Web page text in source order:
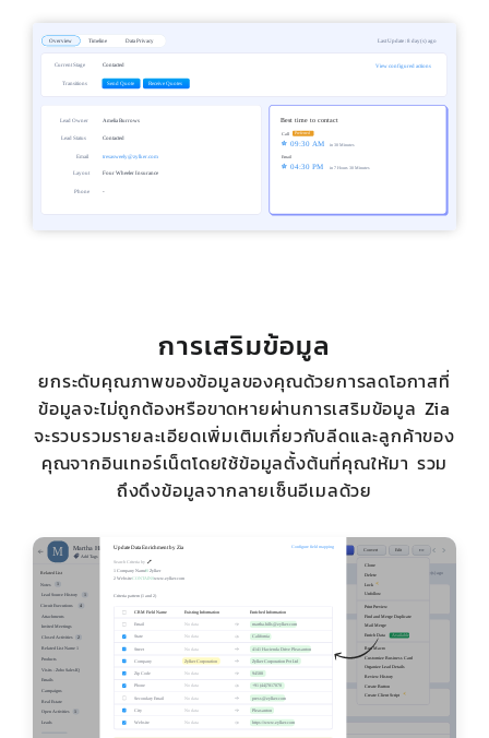
การเสริมข้อมูล
ยกระดับคุณภาพของข้อมูลของคุณด้วยการลดโอกาสที่
ข้อมูลจะไม่ถูกต้องหรือขาดหายผ่านการเสริมข้อมูล Zia
จะรวบรวมรายละเอียดเพิ่มเติมเกี่ยวกับลีดและลูกค้าของ
คุณจากอินเทอร์เน็ตโดยใช้ข้อมูลตั้งต้นที่คุณให้มา รวม
ถึงดึงข้อมูลจากลายเซ็นอีเมลด้วย